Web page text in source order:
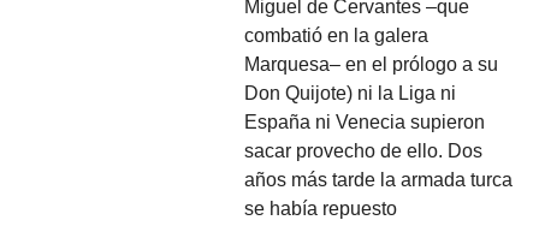
Miguel de Cervantes –que
combatió en la galera
Marquesa– en el prólogo a su
Don Quijote) ni la Liga ni
España ni Venecia supieron
sacar provecho de ello. Dos
años más tarde la armada turca
se había repuesto